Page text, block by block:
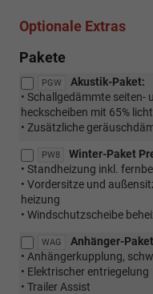
Optionale Extras
Pakete
PGW
Akustik-Paket:
• Schallgedämmte seiten-
heckscheiben mit 65%
• Zusätzliche
PW8
Winter-Paket
• Standheizung inkl.
• Vordersitze und
heizung
• Windschutzscheibe
WAG
Anhänger-
• Anhängerkupplung,
• Elektrischer entriegelung
• Trailer Assist